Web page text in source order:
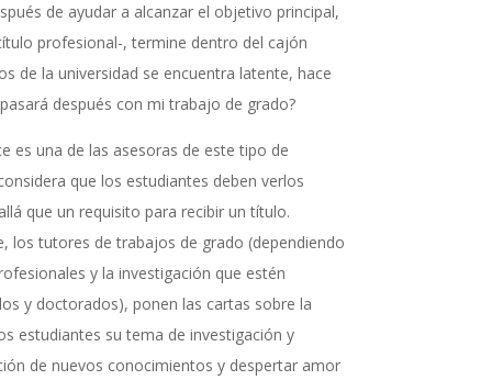
de ayudar a alcanzar el objetivo principal,
profesional-, termine dentro del cajón
de la universidad se encuentra latente, hace
después con mi trabajo de grado?
es una de las asesoras de este tipo de
que los estudiantes deben verlos
que un requisito para recibir un título.
los tutores de trabajos de grado (dependiendo
y la investigación que estén
y doctorados), ponen las cartas sobre la
estudiantes su tema de investigación y
de nuevos conocimientos y despertar amor